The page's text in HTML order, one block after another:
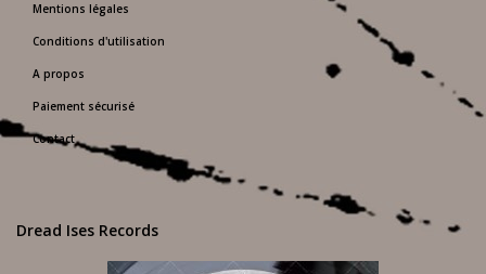
Mentions légales
Conditions d'utilisation
A propos
Paiement sécurisé
Contact
Dread Ises Records